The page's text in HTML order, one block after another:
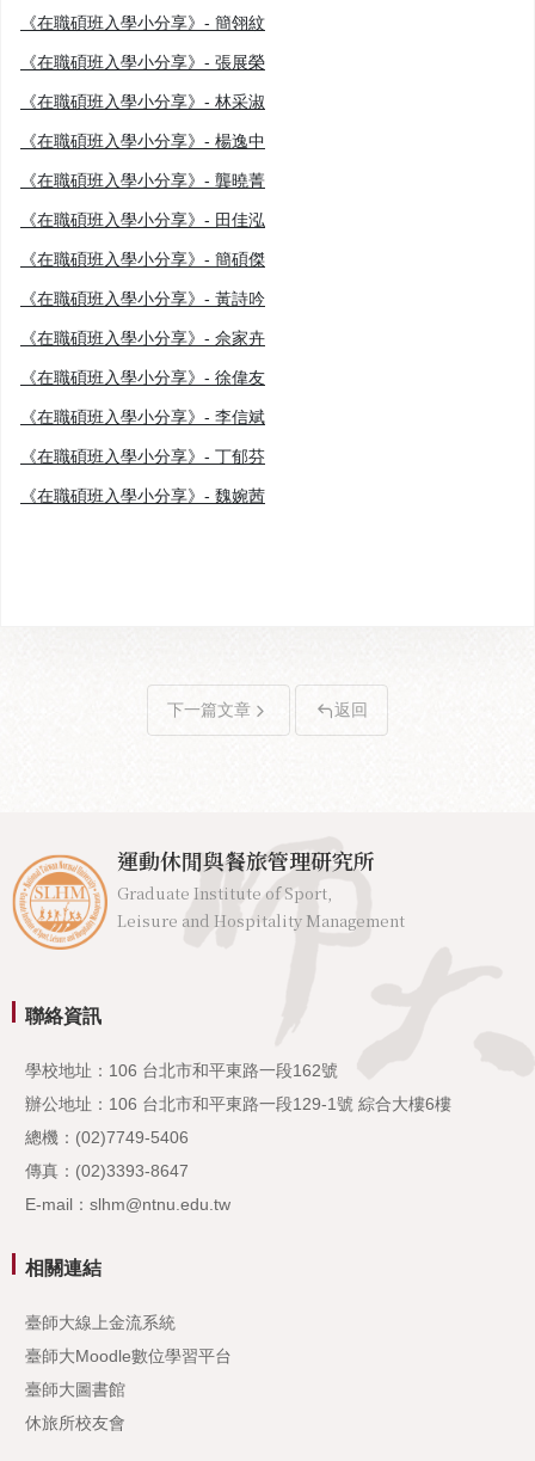
《在職碩班入學小分享》- 簡翎紋
《在職碩班入學小分享》- 張展榮
《在職碩班入學小分享》- 林采淑
《在職碩班入學小分享》- 楊逸中
《在職碩班入學小分享》- 龔曉菁
《在職碩班入學小分享》- 田佳泓
《在職碩班入學小分享》- 簡碩傑
《在職碩班入學小分享》- 黃詩吟
《在職碩班入學小分享》- 佘家卉
《在職碩班入學小分享》- 徐偉友
《在職碩班入學小分享》- 李信斌
《在職碩班入學小分享》- 丁郁芬
《在職碩班入學小分享》- 魏婉茜
下一篇文章 返回
運動休閒與餐旅管理研究所
Graduate Institute of Sport,
Leisure and Hospitality Management
聯絡資訊
學校地址：106 台北市和平東路一段162號
辦公地址：106 台北市和平東路一段129-1號 綜合大樓6樓
總機：(02)7749-5406
傳真：(02)3393-8647
E-mail：slhm@ntnu.edu.tw
相關連結
臺師大線上金流系統
臺師大Moodle數位學習平台
臺師大圖書館
休旅所校友會